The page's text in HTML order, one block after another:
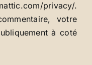
privacy/.
votre
à coté